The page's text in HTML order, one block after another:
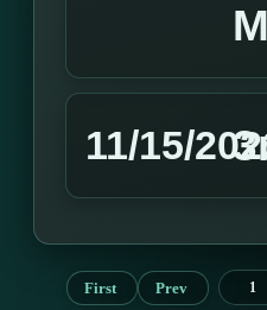
11/15/
First Prev 1